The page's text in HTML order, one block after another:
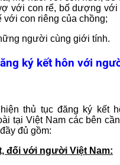
với con rể, bố dượng với
với con riêng của chồng;
người cùng giới tính.
ký kết hôn với
thủ tục đăng ký kết
tại Việt Nam các bên
đủ gồm:
đối với người Việt Nam: